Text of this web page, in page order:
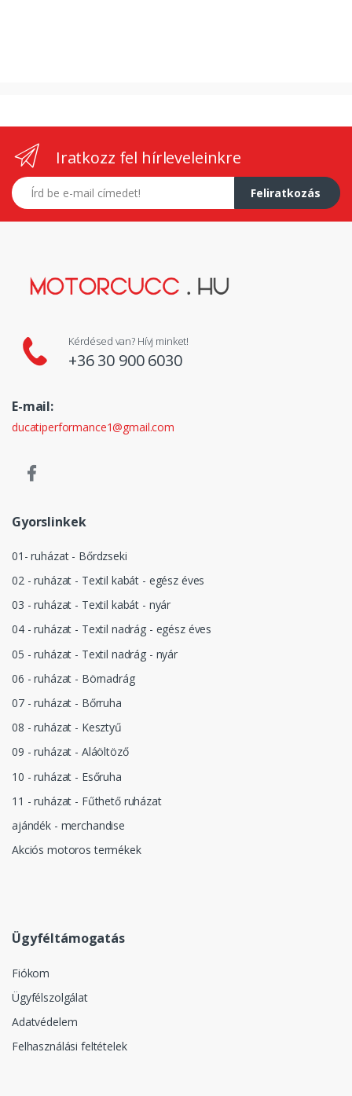
Iratkozz fel hírleveleinkre
E-mail címed
Feliratkozás
Kérdésed van? Hívj minket!
+36 30 900 6030
E-mail:
ducatiperformance1@gmail.com
Gyorslinkek
01- ruházat - Bőrdzseki
02 - ruházat - Textil kabát - egész éves
03 - ruházat - Textil kabát - nyár
04 - ruházat - Textil nadrág - egész éves
05 - ruházat - Textil nadrág - nyár
06 - ruházat - Börnadrág
07 - ruházat - Bőrruha
08 - ruházat - Kesztyű
09 - ruházat - Aláöltöző
10 - ruházat - Esőruha
11 - ruházat - Fűthető ruházat
ajándék - merchandise
Akciós motoros termékek
Ügyféltámogatás
Fiókom
Ügyfélszolgálat
Adatvédelem
Felhasználási feltételek